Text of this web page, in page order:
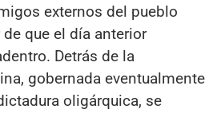
externos del pueblo
que el día anterior
Detrás de la
gobernada eventualmente
oligárquica, se